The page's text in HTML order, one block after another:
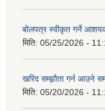
बोलपत्र स्वीकृत गर्ने
मिति: 05/25/2026 -
खरिद सम्झौता गर्न आउने
मिति: 05/20/2026 -